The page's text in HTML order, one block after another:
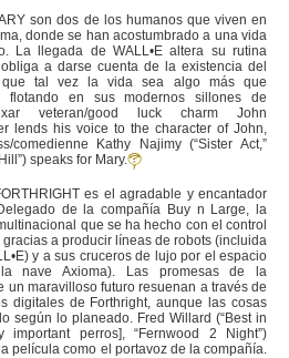
son dos de los humanos que viven en
donde se han acostumbrado a una vida
La llegada de WALL•E altera su rutina
a darse cuenta de la existencia del
tal vez la vida sea algo más que
flotando en sus modernos sillones de
veteran/good luck charm John
lends his voice to the character of John,
comedienne Kathy Najimy (“Sister Act,”
speaks for Mary.
es el agradable y encantador
de la compañía Buy n Large, la
que se ha hecho con el control
a producir líneas de robots (incluida
y a sus cruceros de lujo por el espacio
nave Axioma). Las promesas de la
un maravilloso futuro resuenan a través de
digitales de Forthright, aunque las cosas
según lo planeado. Fred Willard (“Best in
important perros], “Fernwood 2 Night”)
película como el portavoz de la compañía.